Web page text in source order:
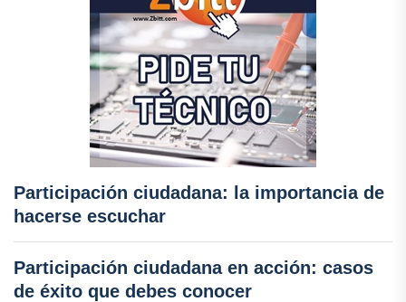
Participación ciudadana: la importancia de
hacerse escuchar
Participación ciudadana en acción: casos
de éxito que debes conocer